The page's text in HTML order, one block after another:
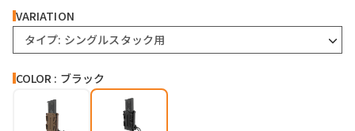
VARIATION
タイプ: シングルスタック用
COLOR : ブラック